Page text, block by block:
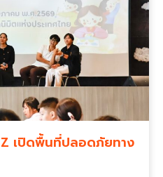
เปิดพื้นที่ปลอดภัยทาง